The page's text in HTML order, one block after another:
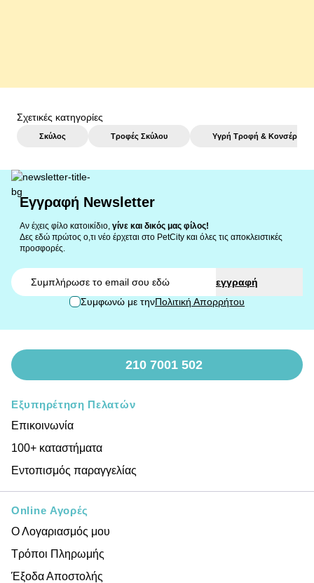
Σχετικές κατηγορίες
Σκύλος Τροφές Σκύλου Υγρή Τροφή & Κονσέρβες
Εγγραφή Newsletter
Αν έχεις φίλο κατοικίδιο, γίνε και δικός μας φίλος!
Δες εδώ πρώτος ο,τι νέο έρχεται στο PetCity και όλες τις αποκλειστικές
προσφορές.
εγγραφή
Συμφωνώ με τηνΠολιτική Απορρήτου
210 7001 502
Εξυπηρέτηση Πελατών
Επικοινωνία
100+ καταστήματα
Εντοπισμός παραγγελίας
Online Αγορές
Ο Λογαριασμός μου
Τρόποι Πληρωμής
Έξοδα Αποστολής